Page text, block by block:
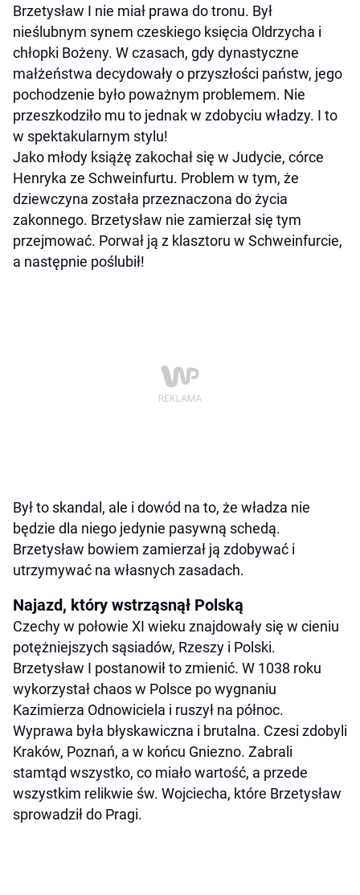
Brzetysław I nie miał prawa do tronu. Był
nieślubnym synem czeskiego księcia Oldrzycha i
chłopki Bożeny. W czasach, gdy dynastyczne
małżeństwa decydowały o przyszłości państw, jego
pochodzenie było poważnym problemem. Nie
przeszkodziło mu to jednak w zdobyciu władzy. I to
w spektakularnym stylu!
Jako młody książę zakochał się w Judycie, córce
Henryka ze Schweinfurtu. Problem w tym, że
dziewczyna została przeznaczona do życia
zakonnego. Brzetysław nie zamierzał się tym
przejmować. Porwał ją z klasztoru w Schweinfurcie,
a następnie poślubił!
Był to skandal, ale i dowód na to, że władza nie
będzie dla niego jedynie pasywną schedą.
Brzetysław bowiem zamierzał ją zdobywać i
utrzymywać na własnych zasadach.
Najazd, który wstrząsnął Polską
Czechy w połowie XI wieku znajdowały się w cieniu
potężniejszych sąsiadów, Rzeszy i Polski.
Brzetysław I postanowił to zmienić. W 1038 roku
wykorzystał chaos w Polsce po wygnaniu
Kazimierza Odnowiciela i ruszył na północ.
Wyprawa była błyskawiczna i brutalna. Czesi zdobyli
Kraków, Poznań, a w końcu Gniezno. Zabrali
stamtąd wszystko, co miało wartość, a przede
wszystkim relikwie św. Wojciecha, które Brzetysław
sprowadził do Pragi.